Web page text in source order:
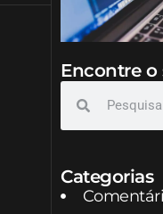
Encontre
Categorias